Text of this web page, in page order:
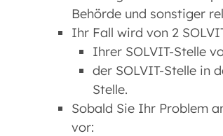
Behörde und sonstiger
Ihr Fall wird von 2
Ihrer SOLVIT-Stelle
der SOLVIT-Stelle in
Stelle.
Sobald Sie Ihr Problem
vor: